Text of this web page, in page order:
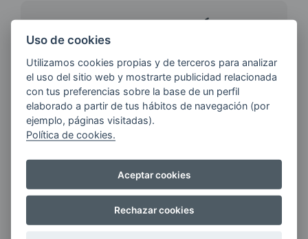
LAS
ÚLTIMAS NOVEDADES?
E-MAIL
ENERGIAS por cualquier medio, incluido
electrónico.Más información
Uso de cookies
Utilizamos cookies propias y de terceros para analizar
el uso del sitio web y mostrarte publicidad relacionada
con tus preferencias sobre la base de un perfil
elaborado a partir de tus hábitos de navegación (por
ejemplo, páginas visitadas).
Política de cookies.
Aceptar cookies
Rechazar cookies